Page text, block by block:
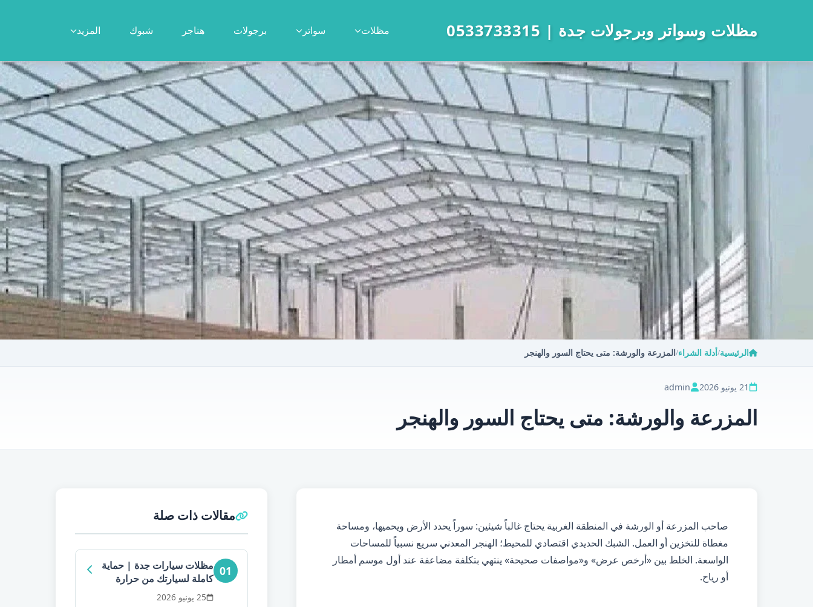
مظلات وسواتر وبرجولات جدة | 0533733315 مظلات سواتر برجولات هناجر شبوك المزيد
الرئيسية/أدلة الشراء/المزرعة والورشة: متى يحتاج السور والهنجر
21 يونيو 2026 admin
المزرعة والورشة: متى يحتاج السور والهنجر
صاحب المزرعة أو الورشة في المنطقة الغربية يحتاج غالباً شيئين: سوراً يحدد الأرض ويحميها، ومساحة
مغطاة للتخزين أو العمل. الشبك الحديدي اقتصادي للمحيط؛ الهنجر المعدني سريع نسبياً للمساحات
الواسعة. الخلط بين «أرخص عرض» و«مواصفات صحيحة» ينتهي بتكلفة مضاعفة عند أول موسم أمطار
أو رياح.
مقالات ذات صلة
01 مظلات سيارات جدة | حماية
كاملة لسيارتك من حرارة
الشمس
25 يونيو 2026